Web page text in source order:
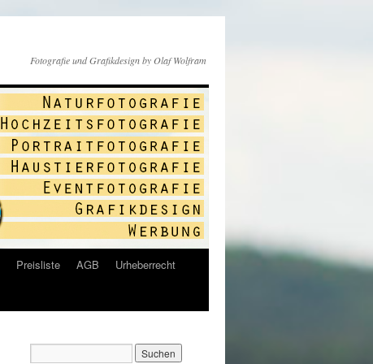
Fotografie und Grafikdesign by Olaf Wolfram
Preisliste AGB
Urheberrecht